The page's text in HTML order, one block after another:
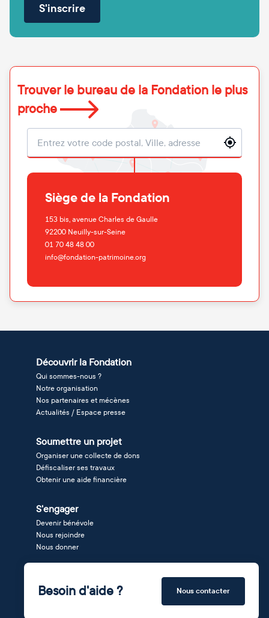
S'inscrire
Trouver le bureau de la Fondation le plus
proche
Localisation
Siège de la Fondation
153 bis, avenue Charles de Gaulle
92200 Neuilly-sur-Seine
01 70 48 48 00
info@fondation-patrimoine.org
Découvrir la Fondation
Qui sommes-nous ?
Notre organisation
Nos partenaires et mécènes
Actualités / Espace presse
Soumettre un projet
Organiser une collecte de dons
Défiscaliser ses travaux
Obtenir une aide financière
S'engager
Devenir bénévole
Nous rejoindre
Nous donner
Besoin d'aide ? Nous contacter